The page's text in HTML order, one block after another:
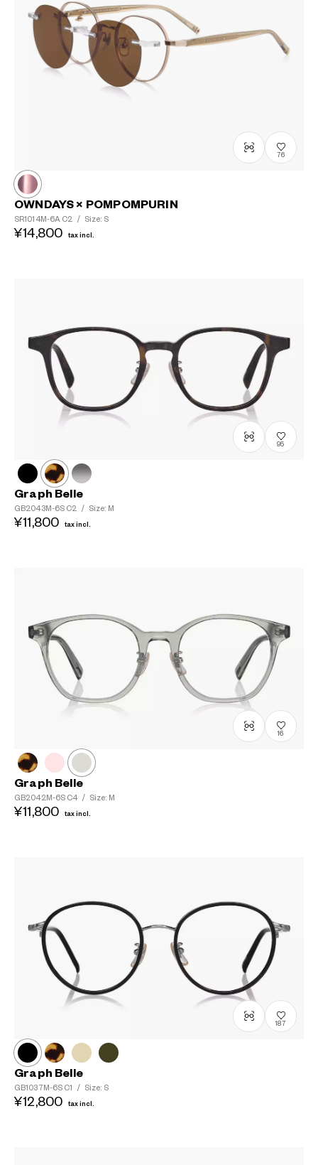
76
OWNDAYS × POMPOMPURIN
SR1014M-6A C2 / Size: S
¥14,800 tax incl.
95
Graph Belle
GB2043M-6S C2 / Size: M
¥11,800 tax incl.
16
Graph Belle
GB2042M-6S C4 / Size: M
¥11,800 tax incl.
187
Graph Belle
GB1037M-6S C1 / Size: S
¥12,800 tax incl.